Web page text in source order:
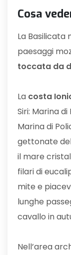
Cosa
La Basilicata
paesaggi
toccata da
La costa
Siri: Marina
Marina di
gettonate
il mare
filari di
mite e
lunghe
cavallo in
Nell’area